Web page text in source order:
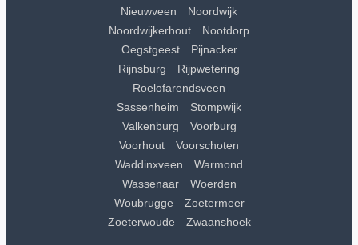
Nieuwveen
Noordwijk
Noordwijkerhout
Nootdorp
Oegstgeest
Pijnacker
Rijnsburg
Rijpwetering
Roelofarendsveen
Sassenheim
Stompwijk
Valkenburg
Voorburg
Voorhout
Voorschoten
Waddinxveen
Warmond
Wassenaar
Woerden
Woubrugge
Zoetermeer
Zoeterwoude
Zwaanshoek